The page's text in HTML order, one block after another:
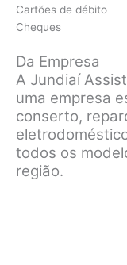
Cartões de débito
Cheques
Da Empresa
A Jundiaí
uma empresa
conserto,
todos os
região.